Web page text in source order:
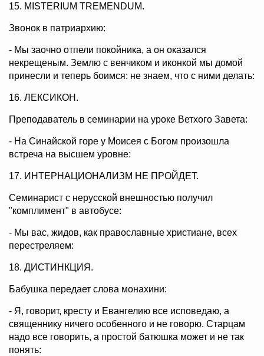
15. MISTERIUM TREMENDUM.
Звонок в патриархию:
- Мы заочно отпели покойника, а он оказался
некрещеным. Землю с венчиком и иконкой мы домой
принесли и теперь боимся: не знаем, что с ними делать:
16. ЛЕКСИКОН.
Преподаватель в семинарии на уроке Ветхого Завета:
- На Синайской горе у Моисея с Богом произошла
встреча на высшем уровне:
17. ИНТЕРНАЦИОНАЛИЗМ НЕ ПРОЙДЕТ.
Семинарист с нерусской внешностью получил
"комплимент" в автобусе:
- Мы вас, жидов, как православные христиане, всех
перестреляем:
18. ДИСТИНКЦИЯ.
Бабушка передает слова монахини:
- Я, говорит, кресту и Евангелию все исповедаю, а
священнику ничего особенного и не говорю. Старцам
надо все говорить, а простой батюшка может и не так
понять: